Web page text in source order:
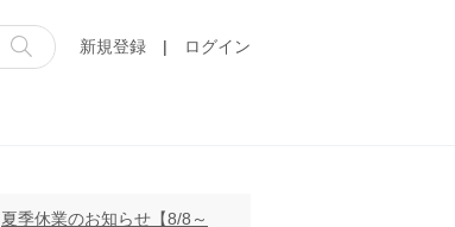
新規登録 | ログイン
夏季休業のお知らせ【8/8～